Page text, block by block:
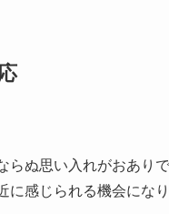
らぬ思い入れがおあり
に感じられる機会になり